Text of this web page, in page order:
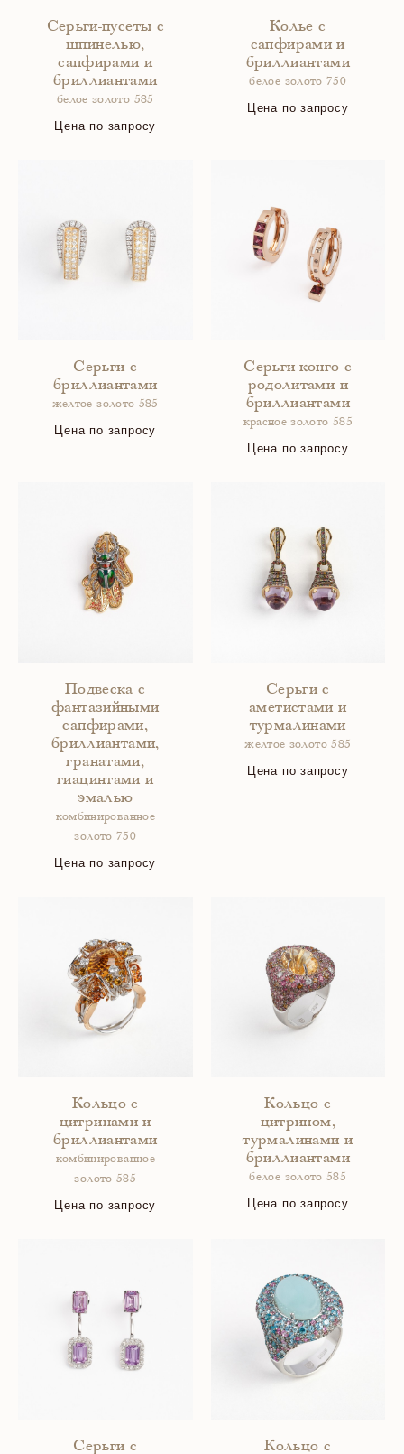
Серьги-пусеты с
шпинелью,
сапфирами и
бриллиантами
белое золото 585
Цена по запросу
Колье с
сапфирами и
бриллиантами
белое золото 750
Цена по запросу
Серьги с
бриллиантами
желтое золото 585
Цена по запросу
Серьги-конго с
родолитами и
бриллиантами
красное золото 585
Цена по запросу
Подвеска с
фантазийными
сапфирами,
бриллиантами,
гранатами,
гиацинтами и
эмалью
комбинированное
золото 750
Цена по запросу
Серьги с
аметистами и
турмалинами
желтое золото 585
Цена по запросу
Кольцо с
цитринами и
бриллиантами
комбинированное
золото 585
Цена по запросу
Кольцо с
цитрином,
турмалинами и
бриллиантами
белое золото 585
Цена по запросу
Серьги с
Кольцо с